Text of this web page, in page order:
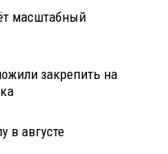
масштабный
закрепить на
в августе